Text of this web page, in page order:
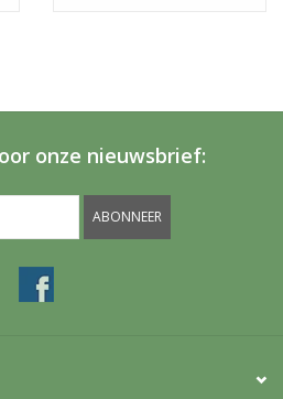
onze nieuwsbrief:
ABONNEER